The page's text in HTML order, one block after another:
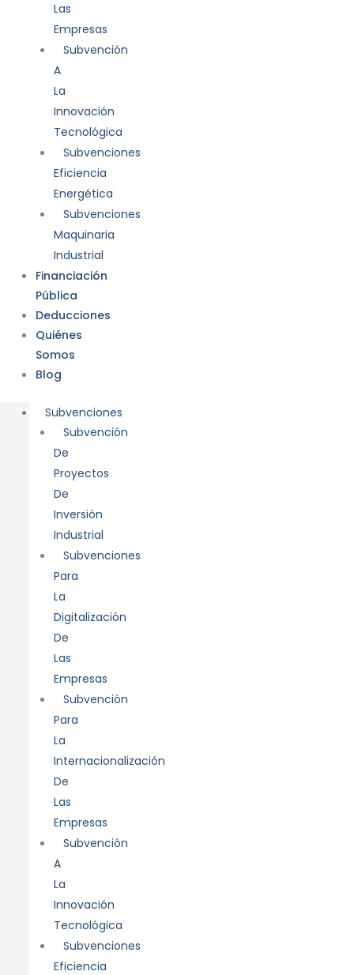
Las
Empresas
Subvención
A
La
Innovación
Tecnológica
Subvenciones
Eficiencia
Energética
Subvenciones
Maquinaria
Industrial
Financiación
Pública
Deducciones
Quiénes
Somos
Blog
Subvenciones
Subvención
De
Proyectos
De
Inversión
Industrial
Subvenciones
Para
La
Digitalización
De
Las
Empresas
Subvención
Para
La
Internacionalización
De
Las
Empresas
Subvención
A
La
Innovación
Tecnológica
Subvenciones
Eficiencia